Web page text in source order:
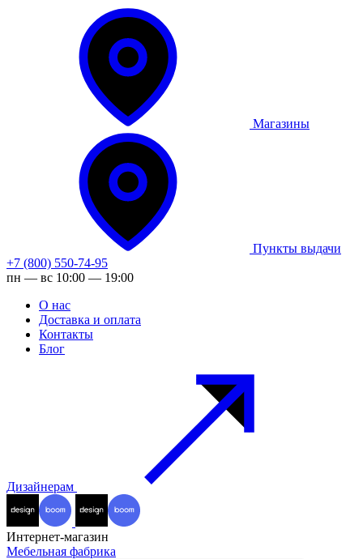
Магазины
Пункты выдачи
+7 (800) 550-74-95
пн — вс 10:00 — 19:00
О нас
Доставка и оплата
Контакты
Блог
Дизайнерам
Интернет-магазин
Мебельная фабрика